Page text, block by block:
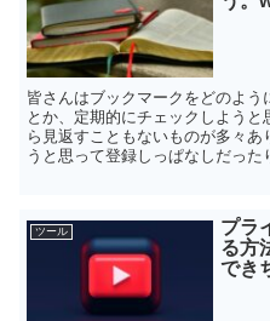
皆さんはブックマークをどのよ
とか、定期的にチェックしよう
ら見返すこともないものが多々
うと思って登録しっぱなしだった
ツール
プラ
る方
でき